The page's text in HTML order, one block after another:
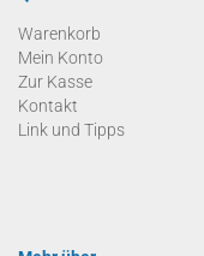
Warenkorb
Mein Konto
Zur Kasse
Kontakt
Link und Tipps